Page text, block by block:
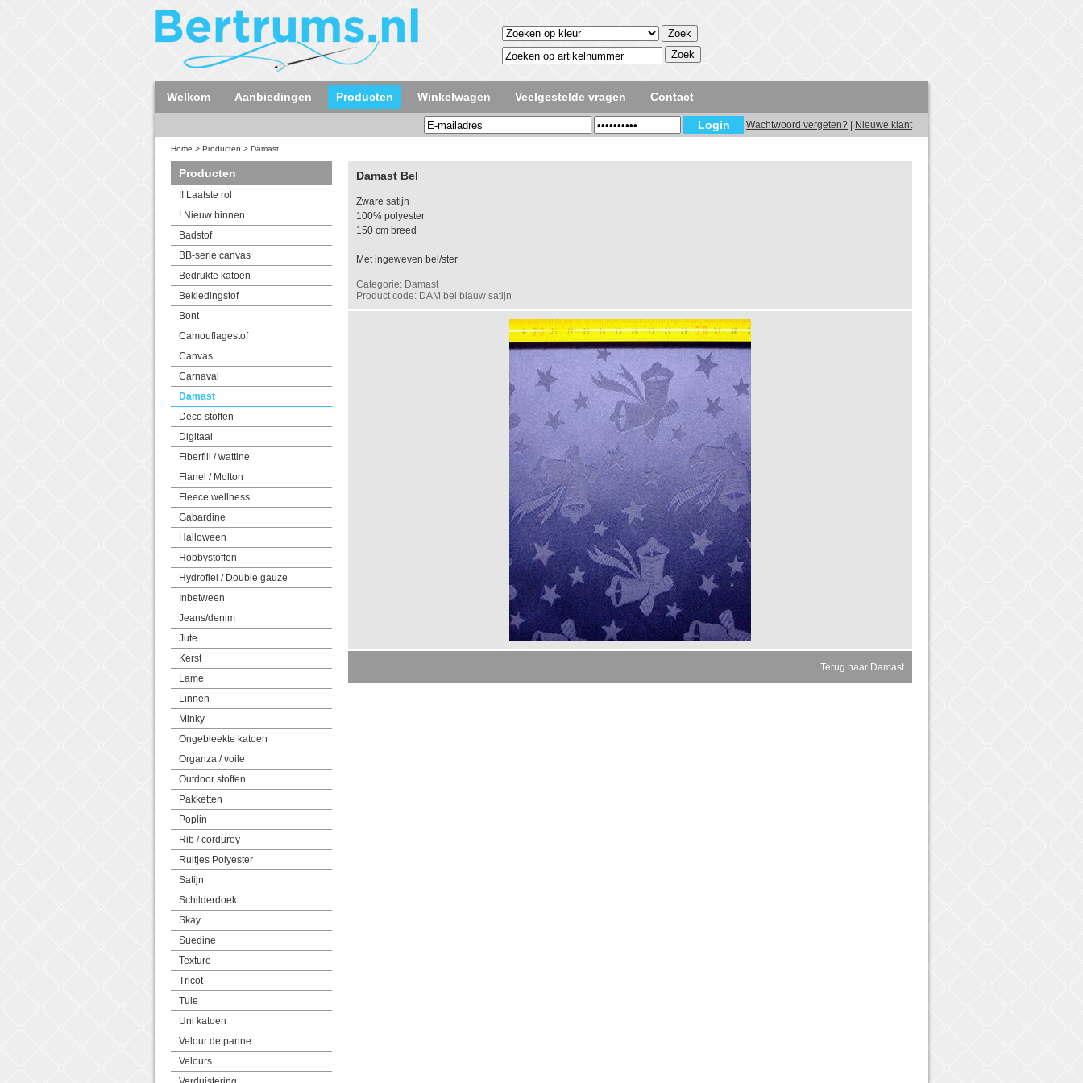
Welkom Aanbiedingen Producten Winkelwagen Veelgestelde vragen Contact
Wachtwoord vergeten? Nieuwe klant
Home > Producten > Damast
Producten
!! Laatste rol
! Nieuw binnen
Badstof
BB-serie canvas
Bedrukte katoen
Bekledingstof
Bont
Camouflagestof
Canvas
Carnaval
Damast
Deco stoffen
Digitaal
Fiberfill / wattine
Flanel / Molton
Fleece wellness
Gabardine
Halloween
Hobbystoffen
Hydrofiel / Double gauze
Inbetween
Jeans/denim
Jute
Kerst
Lame
Linnen
Minky
Ongebleekte katoen
Organza / voile
Outdoor stoffen
Pakketten
Poplin
Rib / corduroy
Ruitjes Polyester
Satijn
Schilderdoek
Skay
Suedine
Texture
Tricot
Tule
Uni katoen
Velour de panne
Velours
Damast Bel
Zware satijn
100% polyester
150 cm breed
Met ingeweven bel/ster
Categorie: Damast
Product code: DAM bel blauw satijn
Terug naar Damast